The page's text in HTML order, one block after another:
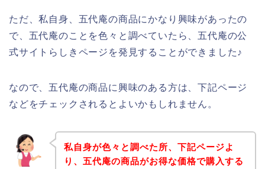
ただ、私自身、五代庵の商品にかなり興味があったの
で、五代庵のことを色々と調べていたら、五代庵の公
式サイトらしきページを発見することができました♪
なので、五代庵の商品に興味のある方は、下記ページ
などをチェックされるとよいかもしれません。
私自身が色々と調べた所、下記ページよ
り、五代庵の商品がお得な価格で購入する